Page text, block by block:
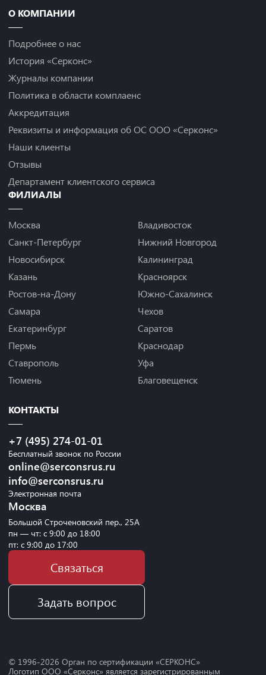
О КОМПАНИИ
Подробнее о нас
История «Серконс»
Журналы компании
Политика в области комплаенс
Аккредитация
Реквизиты и информация об ОС ООО «Серконс»
Наши клиенты
Отзывы
Департамент клиентского сервиса
ФИЛИАЛЫ
Москва
Санкт-Петербург
Новосибирск
Казань
Ростов-на-Дону
Самара
Екатеринбург
Пермь
Ставрополь
Тюмень
Владивосток
Нижний Новгород
Калининград
Красноярск
Южно-Сахалинск
Чехов
Саратов
Краснодар
Уфа
Благовещенск
КОНТАКТЫ
+7 (495) 274-01-01
Бесплатный звонок по России
online@serconsrus.ru
info@serconsrus.ru
Электронная почта
Москва
Большой Строченовский пер., 25А
пн — чт: с 9:00 до 18:00
пт: с 9:00 до 17:00
Связаться
Задать вопрос
© 1996-2026 Орган по сертификации «СЕРКОНС»
Логотип ООО «Серконс» является зарегистрированным